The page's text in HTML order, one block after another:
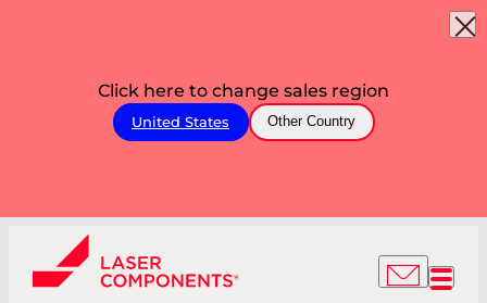
Click here to change sales region
United States Other Country